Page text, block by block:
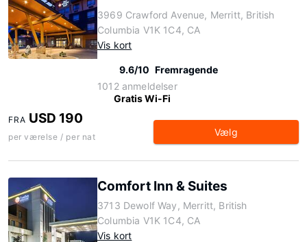
3969 Crawford Avenue, Merritt, British
Columbia V1K 1C4, CA
Vis kort
9.6/10 Fremragende
1012 anmeldelser
Gratis Wi-Fi
FRA USD 190
per værelse / per nat Vælg
Comfort Inn & Suites
3713 Dewolf Way, Merritt, British
Columbia V1K 1C4, CA
Vis kort